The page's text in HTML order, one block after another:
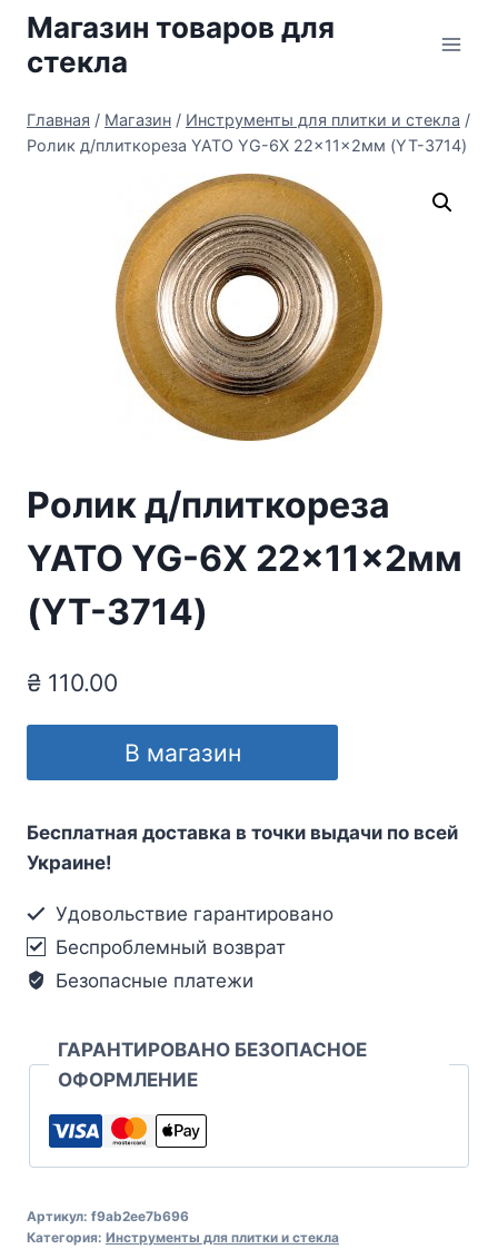
Перейти
содержимому
Магазин товаров для
стекла
Главная / Магазин / Инструменты для плитки и стекла /
Ролик д/плиткореза YATO YG-6X 22x11x2мм (YT-3714)
Ролик д/плиткореза
YATO YG-6X 22x11x2мм
(YT-3714)
₴ 110.00
В магазин
Бесплатная доставка в точки выдачи по всей
Украине!
Удовольствие гарантировано
Беспроблемный возврат
Безопасные платежи
ГАРАНТИРОВАНО БЕЗОПАСНОЕ
ОФОРМЛЕНИЕ
Артикул: f9ab2ee7b696
Категория: Инструменты для плитки и стекла